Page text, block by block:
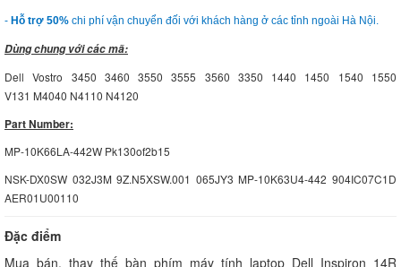
- Hỗ trợ 50% chi phí vận chuyển đối với khách hàng ở các tỉnh ngoài Hà Nội.
Dùng chung với các mã:
Dell Vostro 3450 3460 3550 3555 3560 3350 1440 1450 1540 1550
V131 M4040 N4110 N4120
Part Number:
MP-10K66LA-442W Pk130of2b15
NSK-DX0SW 032J3M 9Z.N5XSW.001 065JY3 MP-10K63U4-442 904IC07C1D
AER01U00110
Đặc điểm
Mua bán, thay thế bàn phím máy tính laptop Dell Inspiron 14R